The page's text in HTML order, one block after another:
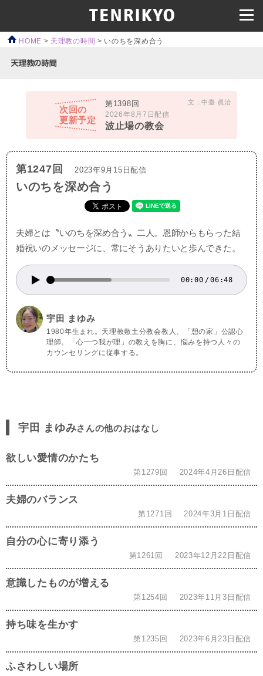
HOME > 天理教の時間 > いのちを深め合う
次回の
更新予定
第1398回
2026年8月7日配信
波止場の教会
文：中臺 眞治
第1247回 2023年9月15日配信
いのちを深め合う
夫婦とは〝いのちを深め合う〟二人。恩師からもらった結
婚祝いのメッセージに、常にそうありたいと歩んできた。
00:00 /06:48
宇田 まゆみ
1980年生まれ。天理教敷土分教会教人、「憩の家」公認心
理師。「心一つ我が理」の教えを胸に、悩みを持つ人々の
カウンセリングに従事する。
宇田 まゆみさんの他のおはなし
欲しい愛情のかたち
第1279回 2024年4月26日配信
夫婦のバランス
第1271回 2024年3月1日配信
自分の心に寄り添う
第1261回 2023年12月22日配信
意識したものが増える
第1254回 2023年11月3日配信
持ち味を生かす
第1235回 2023年6月23日配信
ふさわしい場所